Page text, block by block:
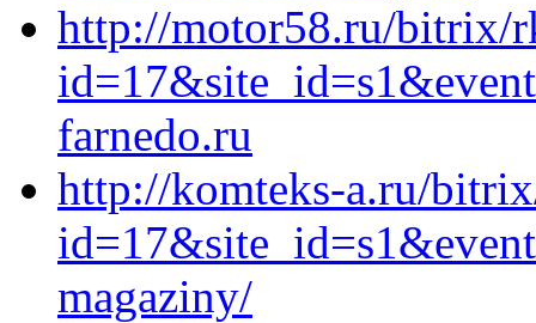
http://motor58.ru/bitrix/
farnedo.ru
http://komteks-a.ru/
magaziny/